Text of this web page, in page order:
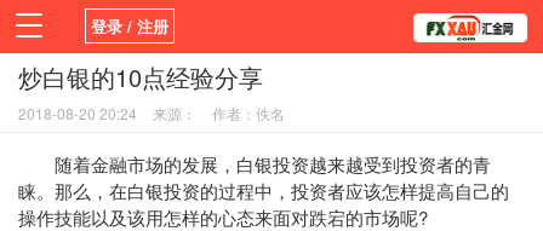
登录 / 注册
首页 活动 新闻
炒白银的10点经验分享
2018-08-20 20:24 来源： 作者：佚名
随着金融市场的发展，白银投资越来越受到投资者的青
睐。那么，在白银投资的过程中，投资者应该怎样提高自己的
操作技能以及该用怎样的心态来面对跌宕的市场呢?